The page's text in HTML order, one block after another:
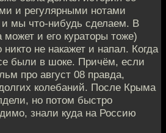
и регулярными нотами
мы что-нибудь сделаем. В
и его кураторы тоже)
никто не накажет и напал. Когда
были в шоке. Причём, если
про август 08 правда,
колебаний. После Крыма
но потом быстро
знали куда на Россию